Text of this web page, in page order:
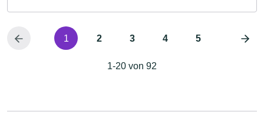
1 2 3 4 5
1-20 von 92